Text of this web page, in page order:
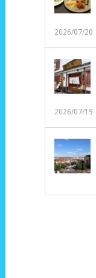
2026/07/20
2026/07/19